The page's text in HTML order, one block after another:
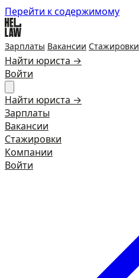
Перейти к содержимому
Зарплаты Вакансии Стажировки
Найти юриста →
Войти
Найти юриста →
Зарплаты
Вакансии
Стажировки
Компании
Войти